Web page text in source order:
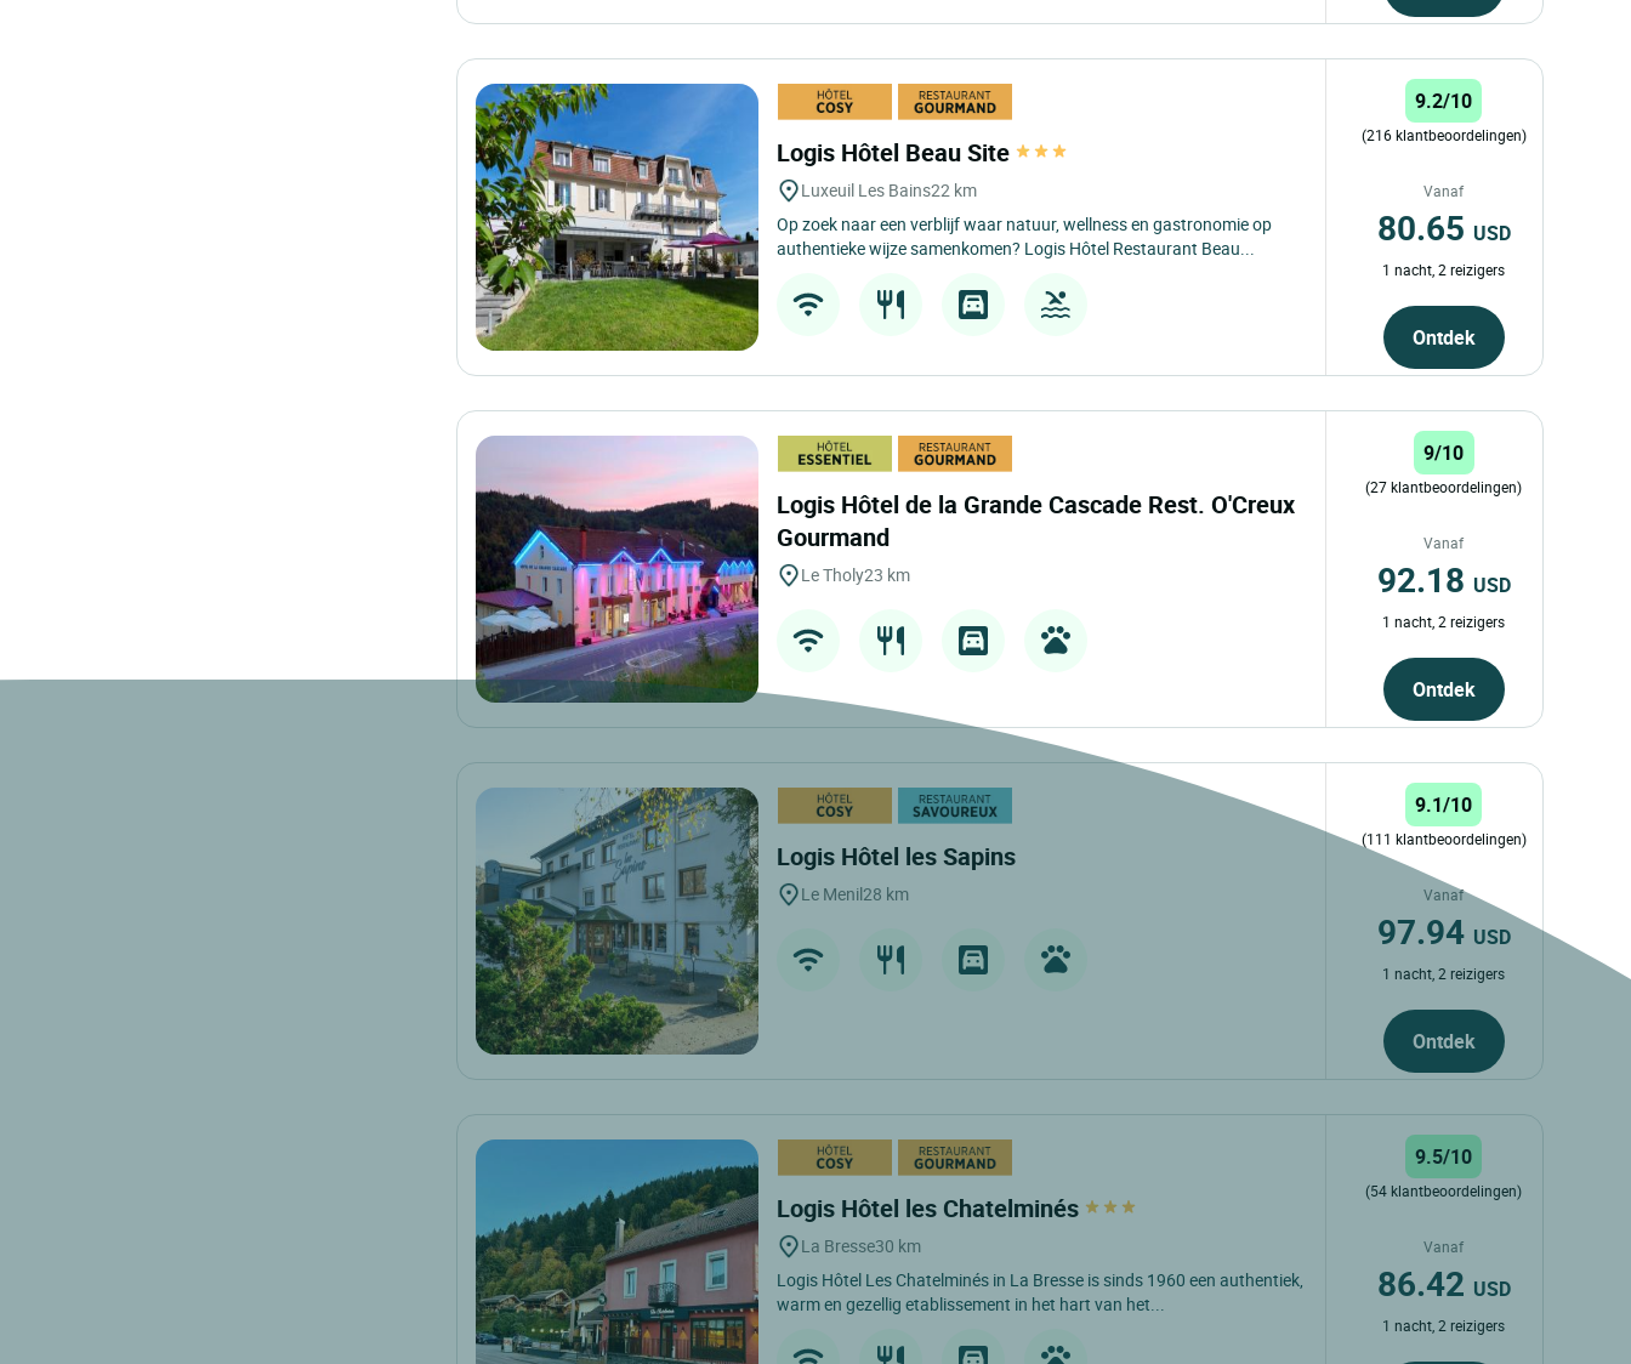
Logis Hôtel Beau Site
Luxeuil Les Bains22 km
Op zoek naar een verblijf waar natuur, wellness en gastronomie op
authentieke wijze samenkomen? Logis Hôtel Restaurant Beau...
9.2/10
(216 klantbeoordelingen)
Vanaf
80.65 USD
1 nacht, 2 reizigers
Ontdek
Logis Hôtel de la Grande Cascade Rest. O'Creux
Gourmand
Le Tholy23 km
9/10
(27 klantbeoordelingen)
Vanaf
92.18 USD
1 nacht, 2 reizigers
Ontdek
Logis Hôtel les Sapins
Le Menil28 km
9.1/10
(111 klantbeoordelingen)
Vanaf
97.94 USD
1 nacht, 2 reizigers
Ontdek
Logis Hôtel les Chatelminés
La Bresse30 km
Logis Hôtel Les Chatelminés in La Bresse is sinds 1960 een authentiek,
warm en gezellig etablissement in het hart van het...
9.5/10
(54 klantbeoordelingen)
Vanaf
86.42 USD
1 nacht, 2 reizigers